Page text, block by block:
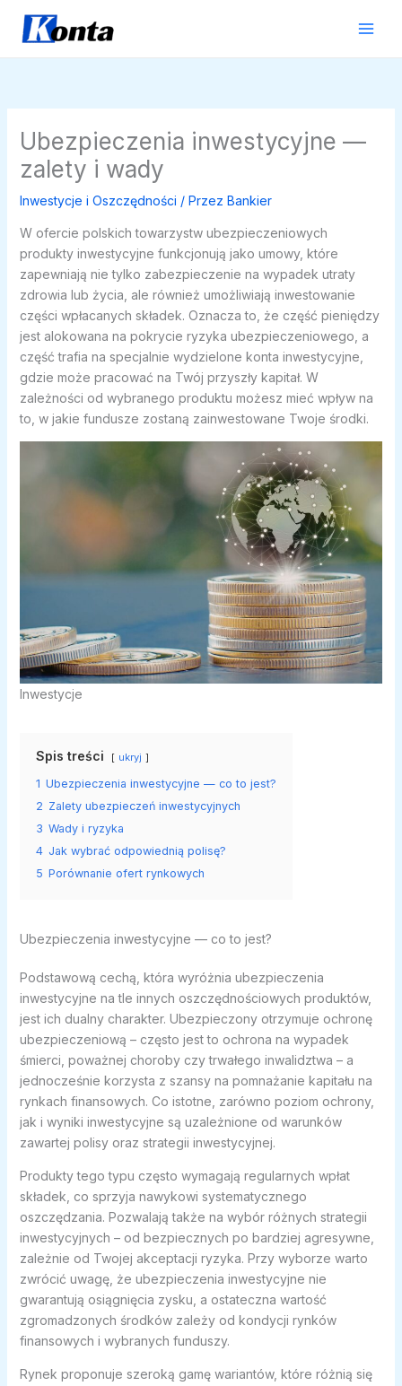
Ubezpieczenia inwestycyjne —
zalety i wady
Inwestycje i Oszczędności / Przez Bankier
W ofercie polskich towarzystw ubezpieczeniowych
produkty inwestycyjne funkcjonują jako umowy, które
zapewniają nie tylko zabezpieczenie na wypadek utraty
zdrowia lub życia, ale również umożliwiają inwestowanie
części wpłacanych składek. Oznacza to, że część pieniędzy
jest alokowana na pokrycie ryzyka ubezpieczeniowego, a
część trafia na specjalnie wydzielone konta inwestycyjne,
gdzie może pracować na Twój przyszły kapitał. W
zależności od wybranego produktu możesz mieć wpływ na
to, w jakie fundusze zostaną zainwestowane Twoje środki.
Inwestycje
Spis treści ukryj
1 Ubezpieczenia inwestycyjne — co to jest?
2 Zalety ubezpieczeń inwestycyjnych
3 Wady i ryzyka
4 Jak wybrać odpowiednią polisę?
5 Porównanie ofert rynkowych
Ubezpieczenia inwestycyjne — co to jest?
Podstawową cechą, która wyróżnia ubezpieczenia
inwestycyjne na tle innych oszczędnościowych produktów,
jest ich dualny charakter. Ubezpieczony otrzymuje ochronę
ubezpieczeniową – często jest to ochrona na wypadek
śmierci, poważnej choroby czy trwałego inwalidztwa – a
jednocześnie korzysta z szansy na pomnażanie kapitału na
rynkach finansowych. Co istotne, zarówno poziom ochrony,
jak i wyniki inwestycyjne są uzależnione od warunków
zawartej polisy oraz strategii inwestycyjnej.
Produkty tego typu często wymagają regularnych wpłat
składek, co sprzyja nawykowi systematycznego
oszczędzania. Pozwalają także na wybór różnych strategii
inwestycyjnych – od bezpiecznych po bardziej agresywne,
zależnie od Twojej akceptacji ryzyka. Przy wyborze warto
zwrócić uwagę, że ubezpieczenia inwestycyjne nie
gwarantują osiągnięcia zysku, a ostateczna wartość
zgromadzonych środków zależy od kondycji rynków
finansowych i wybranych funduszy.
Rynek proponuje szeroką gamę wariantów, które różnią się